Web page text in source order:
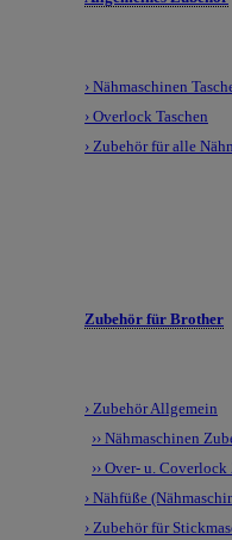
› Nähmaschinen
› Overlock Taschen
› Zubehör für alle
Zubehör für Brother
› Zubehör Allgemein
›› Nähmaschinen
›› Over- u.
› Nähfüße
› Zubehör für